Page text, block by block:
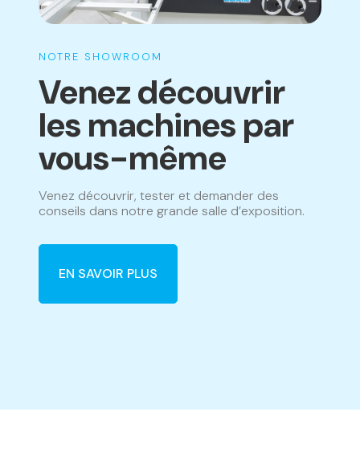
NOTRE SHOWROOM
Venez découvrir
les machines par
vous-même
Venez découvrir, tester et demander des
conseils dans notre grande salle d’exposition.
EN SAVOIR PLUS